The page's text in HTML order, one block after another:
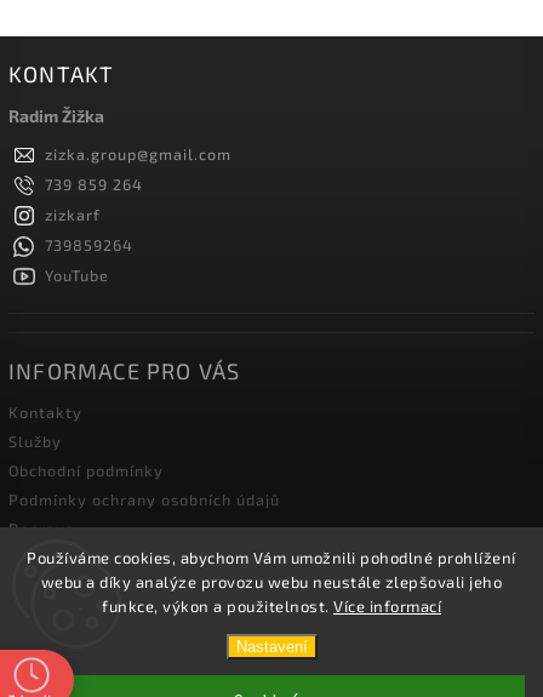
Používáme cookies, abychom Vám umožnili pohodlné prohlížení
webu a díky analýze provozu webu neustále zlepšovali jeho
funkce, výkon a použitelnost. Více informací
Nastavení
KONTAKT
Radim Žižka
zizka.group@gmail.com
739 859 264
zizkarf
739859264
YouTube
INFORMACE PRO VÁS
Kontakty
Služby
Obchodní podmínky
Podmínky ochrany osobních údajů
Doprava
Blog zahradní techniky
Žižka R&F s.r.o.. Všechna práva vyhrazena.
Shoptet